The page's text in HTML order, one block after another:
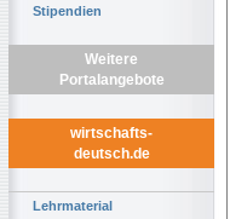
Stipendien
Weitere
Portalangebote
wirtschafts-
deutsch.de
Lehrmaterial